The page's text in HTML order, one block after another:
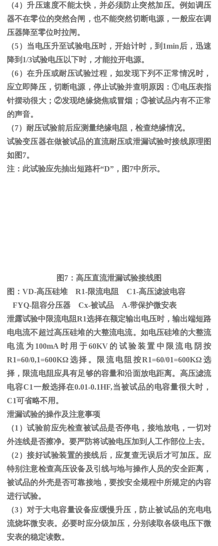
（4）升压速度不能太快，并必须防止突然加压。例如调压
器不在零位的突然合闸，也不能突然切断电源，一般应在调
压器降至零位时拉闸。
（5）当电压升至试验电压时，开始计时，到 1min 后，迅速
降到 1/3试验电压以下时，才能拉开电源。
（6）在升压或耐压试验过程，如发现下列不正常情况时，
应立即降压，切断电源，停止试验并查明原因：①电压表指
针摆动很大； ②发现绝缘烧焦或冒烟； ③被试品内有不正常
的声音。
（7）耐压试验前后应测量绝缘电阻，检查绝缘情况。
试验变压器在做被试品的直流耐压或泄漏试验时接线原理图
如图 7。
注：此试验应先抽出短路杆“D”，图 7中所示。
图 7 ：高压直流泄漏试验接线图
图： VD-高压硅堆 R1-限流电阻 C1-高压滤波电容
FYQ-阻容分压器 Cx-被试品 A-带保护微安表
泄露试验中限流电阻R1选择在额定输出电压时，输出端短路
电电流不超过高压硅堆的大整流电流。如电压硅堆的大整流
电流为 100mA 时用于60KV的试验装置中限流电阴按
R1=60/0,1=600KΩ 选择。限流电阻按R1=60/01=600KΩ选
择，限流电阻应具有足够的容量和沿面放电距离。高压滤流
电容C1一般选择在0.01-0.1HF,当被试品的电容量很大时，
C1可省略不用。
泄漏试验的操作及注意事项
（1）试验前应先检查被试品是否停电，接地放电，一切对
外连线是否擦净。要严防将试验电压加到人工作部位上去。
（2）接好试验装置的接线后，应复查无误后才可加压。应
特别注意检查高压设备及引线与地与操作人员的安全距离，
被试品的外壳是否可靠接地，要按安全规程中所规定的内容
进行试验。
（3）对于大电容量设备应缓慢升压，防止被试品的充电电
流烧坏微安表。必要时应分级加压，分别读取各级电压下微
安表的稳定读数。